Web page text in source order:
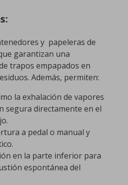
y papeleras de
garantizan una
trapos empapados en
Además, permiten:
la exhalación de vapores
segura directamente en el
a pedal o manual y
en la parte inferior para
espontánea del